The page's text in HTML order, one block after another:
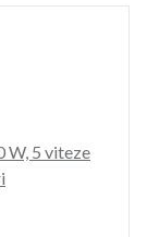
W, 5 viteze